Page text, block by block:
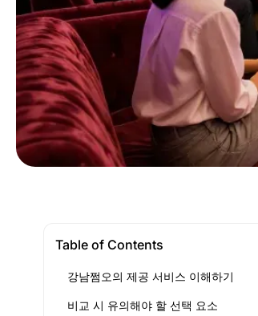
Table of Contents
강남쩜오의 제공 서비스 이해하기
비교 시 유의해야 할 선택 요소